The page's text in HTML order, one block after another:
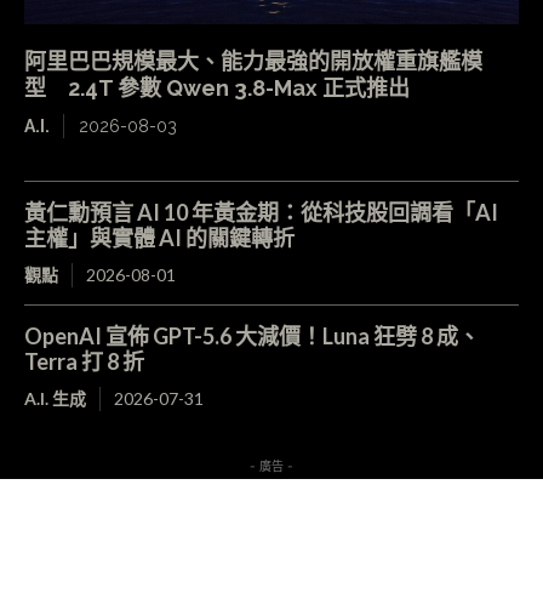
阿里巴巴規模最大、能力最強的開放權重旗艦模
型 2.4T 參數 Qwen 3.8-Max 正式推出
A.I. 2026-08-03
黃仁勳預言 AI 10 年黃金期：從科技股回調看「AI
主權」與實體 AI 的關鍵轉折
觀點 2026-08-01
OpenAI 宣佈 GPT-5.6 大減價！Luna 狂劈 8 成、
Terra 打 8 折
A.I. 生成 2026-07-31
- 廣告 -